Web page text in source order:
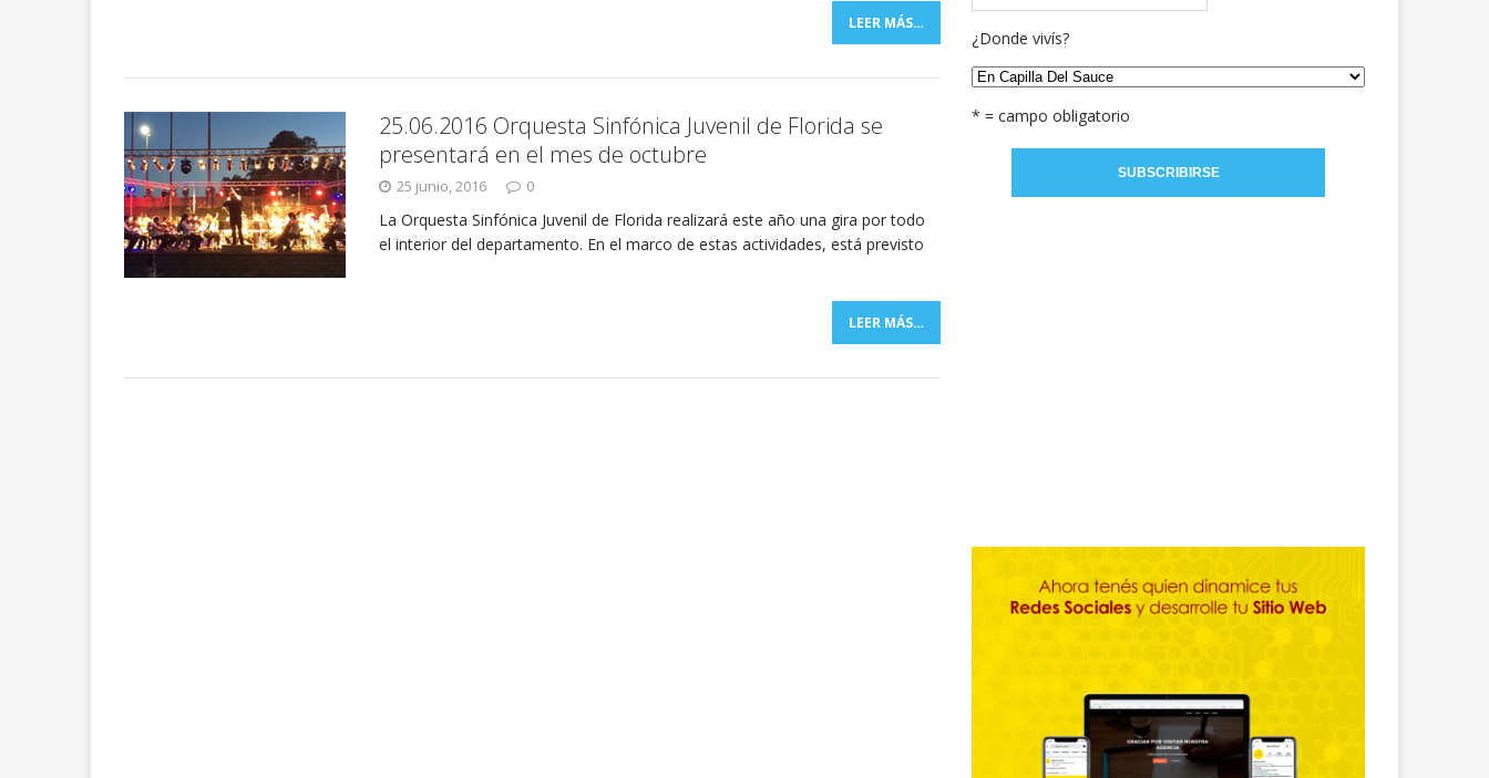
LEER MÁS…
25.06.2016 Orquesta Sinfónica Juvenil de Florida se
presentará en el mes de octubre
25 junio, 2016 0
La Orquesta Sinfónica Juvenil de Florida realizará este año una gira por todo
el interior del departamento. En el marco de estas actividades, está previsto
LEER MÁS…
¿Donde vivís?
* = campo obligatorio